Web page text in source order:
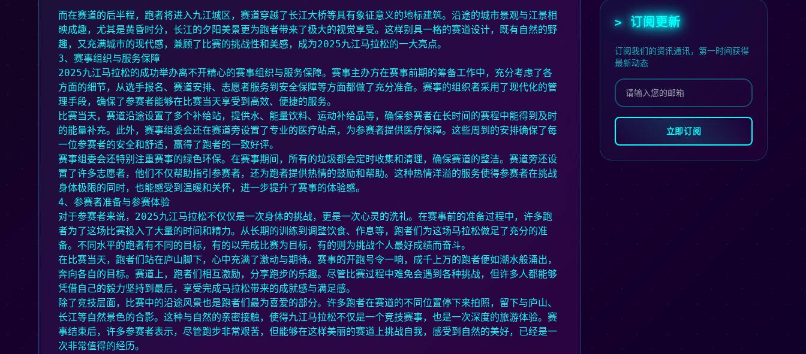
而在赛道的后半程，跑者将进入九江城区，赛道穿越了长江大桥等具有象征意义的地标建筑。沿途的城市景观与江景相
映成趣，尤其是黄昏时分，长江的夕阳美景更为跑者带来了极大的视觉享受。这样别具一格的赛道设计，既有自然的野
趣，又充满城市的现代感，兼顾了比赛的挑战性和美感，成为2025九江马拉松的一大亮点。
3、赛事组织与服务保障
2025九江马拉松的成功举办离不开精心的赛事组织与服务保障。赛事主办方在赛事前期的筹备工作中，充分考虑了各
方面的细节，从选手报名、赛道安排、志愿者服务到安全保障等方面都做了充分准备。赛事的组织者采用了现代化的管
理手段，确保了参赛者能够在比赛当天享受到高效、便捷的服务。
比赛当天，赛道沿途设置了多个补给站，提供水、能量饮料、运动补给品等，确保参赛者在长时间的赛程中能得到及时
的能量补充。此外，赛事组委会还在赛道旁设置了专业的医疗站点，为参赛者提供医疗保障。这些周到的安排确保了每
一位参赛者的安全和舒适，赢得了跑者的一致好评。
赛事组委会还特别注重赛事的绿色环保。在赛事期间，所有的垃圾都会定时收集和清理，确保赛道的整洁。赛道旁还设
置了许多志愿者，他们不仅帮助指引参赛者，还为跑者提供热情的鼓励和帮助。这种热情洋溢的服务使得参赛者在挑战
身体极限的同时，也能感受到温暖和关怀，进一步提升了赛事的体验感。
4、参赛者准备与参赛体验
对于参赛者来说，2025九江马拉松不仅仅是一次身体的挑战，更是一次心灵的洗礼。在赛事前的准备过程中，许多跑
者为了这场比赛投入了大量的时间和精力。从长期的训练到调整饮食、作息等，跑者们为这场马拉松做足了充分的准
备。不同水平的跑者有不同的目标，有的以完成比赛为目标，有的则为挑战个人最好成绩而奋斗。
在比赛当天，跑者们站在庐山脚下，心中充满了激动与期待。赛事的开跑号令一响，成千上万的跑者便如潮水般涌出，
奔向各自的目标。赛道上，跑者们相互激励，分享跑步的乐趣。尽管比赛过程中难免会遇到各种挑战，但许多人都能够
凭借自己的毅力坚持到最后，享受完成马拉松带来的成就感与满足感。
除了竞技层面，比赛中的沿途风景也是跑者们最为喜爱的部分。许多跑者在赛道的不同位置停下来拍照，留下与庐山、
长江等自然景色的合影。这种与自然的亲密接触，使得九江马拉松不仅是一个竞技赛事，也是一次深度的旅游体验。赛
事结束后，许多参赛者表示，尽管跑步非常艰苦，但能够在这样美丽的赛道上挑战自我，感受到自然的美好，已经是一
次非常值得的经历。
> 订阅更新
订阅我们的资讯通讯，第一时间获得
最新动态
立即订阅